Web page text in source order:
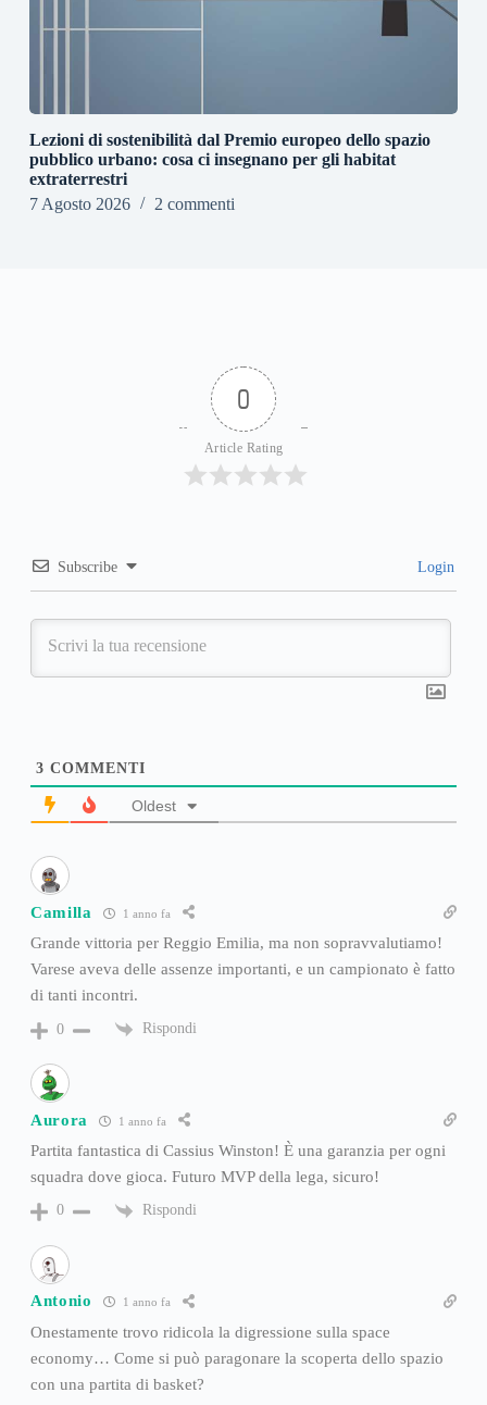
Lezioni di sostenibilità dal Premio europeo dello spazio
pubblico urbano: cosa ci insegnano per gli habitat
extraterrestri
7 Agosto 2026
2 commenti
0
Article Rating
Subscribe Login
3 COMMENTI
Oldest
Camilla 1 anno fa
Grande vittoria per Reggio Emilia, ma non sopravvalutiamo!
Varese aveva delle assenze importanti, e un campionato è fatto
di tanti incontri.
0 Rispondi
Aurora 1 anno fa
Partita fantastica di Cassius Winston! È una garanzia per ogni
squadra dove gioca. Futuro MVP della lega, sicuro!
0 Rispondi
Antonio 1 anno fa
Onestamente trovo ridicola la digressione sulla space
economy… Come si può paragonare la scoperta dello spazio
con una partita di basket?